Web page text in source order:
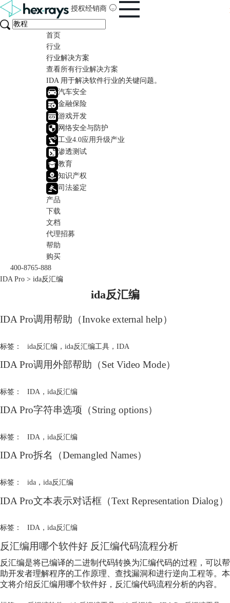
授权经销商
首页
行业
行业解决方案
查看所有行业解决方案
IDA 用于解决软件行业的关键问题。
汽车安全
金融保险
游戏开发
网络安全与防护
工业4.0应用升级产业
渗透测试
教育
知识产权
司法鉴定
产品
下载
文档
代理招募
帮助
购买
400-8765-888
IDA Pro > ida反汇编
ida反汇编
IDA Pro调用帮助（Invoke external help）
标签： ida反汇编 ， ida反汇编工具， IDA
IDA Pro调用外部帮助（Set Video Mode）
标签： IDA ， ida反汇编
IDA Pro字符串选项（String options）
标签： IDA ， ida反汇编
IDA Pro拆名（Demangled Names）
标签： ida， ida反汇编
IDA Pro文本表示对话框（Text Representation Dialog）
标签： IDA ， ida反汇编
反汇编用哪个软件好 反汇编代码流程分析
反汇编是将已编译的二进制代码转换为汇编代码的过程，可以帮
助开发者理解程序的工作原理、查找漏洞和进行逆向工程等。本
文将介绍反汇编用哪个软件好，反汇编代码流程分析的内容。